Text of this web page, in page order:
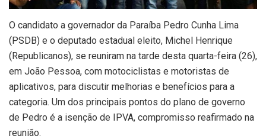
O candidato a governador da Paraíba Pedro Cunha Lima
(PSDB) e o deputado estadual eleito, Michel Henrique
(Republicanos), se reuniram na tarde desta quarta-feira (26),
em João Pessoa, com motociclistas e motoristas de
aplicativos, para discutir melhorias e benefícios para a
categoria. Um dos principais pontos do plano de governo
de Pedro é a isenção de IPVA, compromisso reafirmado na
reunião.